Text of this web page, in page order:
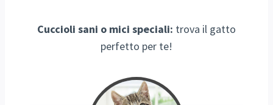
Cuccioli sani o mici speciali: trova il gatto
perfetto per te!